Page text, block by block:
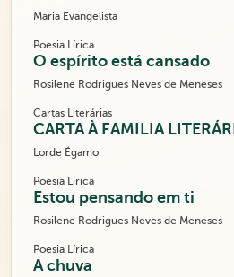
Maria Evangelista
Poesia Lírica
O espírito está cansado
Rosilene Rodrigues Neves de Meneses
Cartas Literárias
CARTA À FAMILIA
Lorde Égamo
Poesia Lírica
Estou pensando em ti
Rosilene Rodrigues Neves de Meneses
Poesia Lírica
A chuva